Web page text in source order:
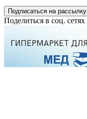
Подписаться на рассылку
Поделиться в соц. сетях